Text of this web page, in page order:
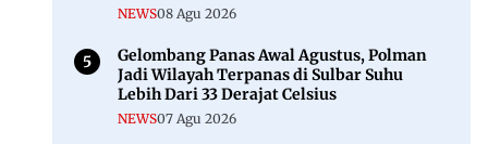
NEWS08 Agu 2026
Gelombang Panas Awal Agustus, Polman
Jadi Wilayah Terpanas di Sulbar Suhu
Lebih Dari 33 Derajat Celsius
NEWS07 Agu 2026